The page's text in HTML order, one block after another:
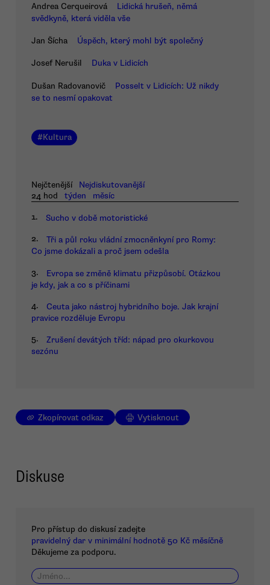
Andrea Cerqueirová
Lidická hrušeň, němá
svědkyně, která viděla vše
Jan Šícha Úspěch, který mohl být společný
Josef Nerušil Duka v Lidicích
Dušan Radovanovič
Posselt v Lidicích: Už nikdy
se to nesmí opakovat
#Kultura
Nejčtenější
Nejdiskutovanější
24 hod
týden měsíc
1. Sucho v době motoristické
2.
Tři a půl roku vládní zmocněnkyní pro Romy:
Co jsme dokázali a proč jsem odešla
3.
Evropa se změně klimatu přizpůsobí. Otázkou
je kdy, jak a co s příčinami
4.
Ceuta jako nástroj hybridního boje. Jak krajní
pravice rozděluje Evropu
5.
Zrušení devátých tříd: nápad pro okurkovou
sezónu
Zkopírovat odkaz Vytisknout
Diskuse
Pro přístup do diskusí zadejte
pravidelný dar v minimální hodnotě 50 Kč měsíčně
Děkujeme za podporu.